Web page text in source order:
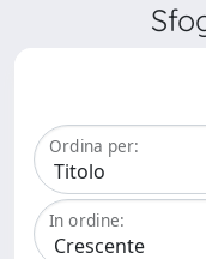
Ordina per:
In ordine: